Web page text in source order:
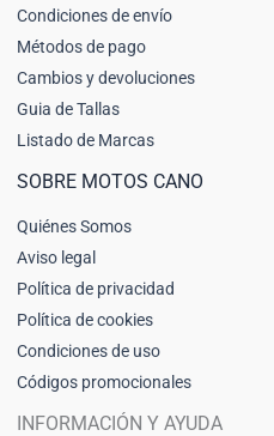
Condiciones de envío
Métodos de pago
Cambios y devoluciones
Guia de Tallas
Listado de Marcas
SOBRE MOTOS CANO
Quiénes Somos
Aviso legal
Política de privacidad
Política de cookies
Condiciones de uso
Códigos promocionales
INFORMACIÓN Y AYUDA